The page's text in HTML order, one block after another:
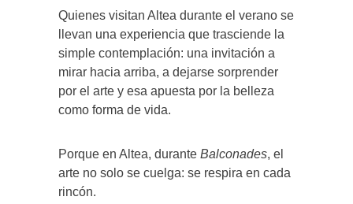
Quienes visitan Altea durante el verano se
llevan una experiencia que trasciende la
simple contemplación: una invitación a
mirar hacia arriba, a dejarse sorprender
por el arte y esa apuesta por la belleza
como forma de vida.
Porque en Altea, durante Balconades, el
arte no solo se cuelga: se respira en cada
rincón.